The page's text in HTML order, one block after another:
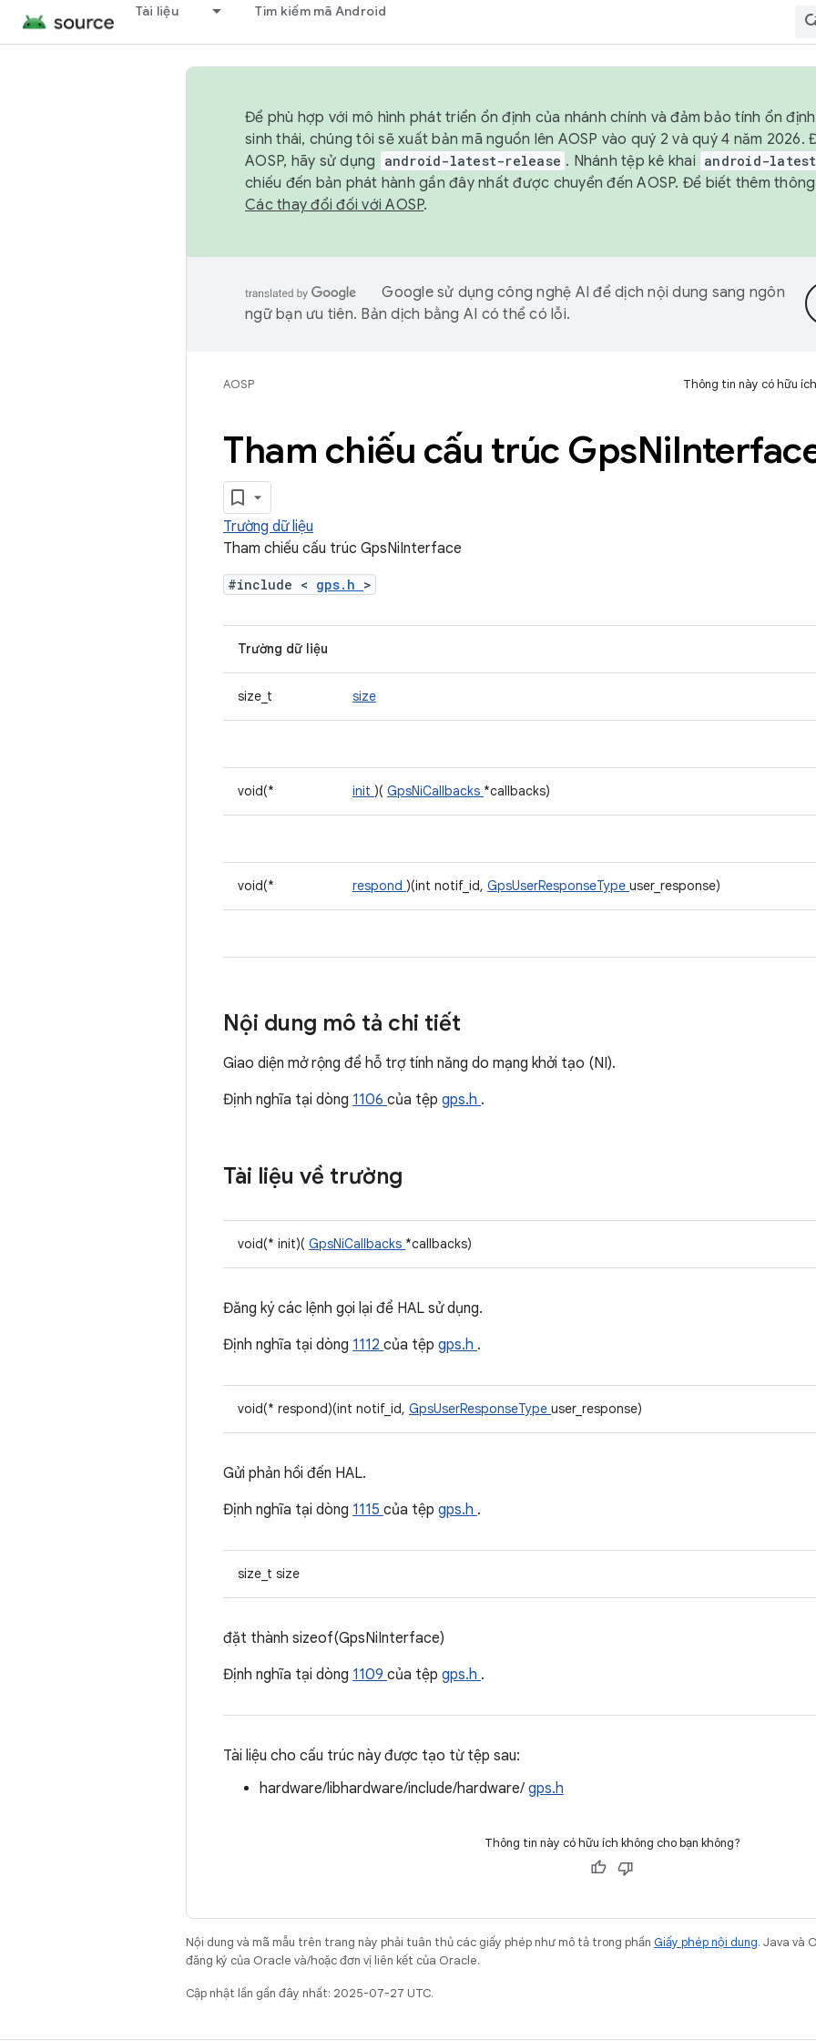
Tài liệu Tìm kiếm mã Android
Để phù hợp với mô hình phát triển ổn định của nhánh chính và đảm bảo tính ổn
sinh thái, chúng tôi sẽ xuất bản mã nguồn lên AOSP vào quý 2 và quý 4 năm
AOSP, hãy sử dụng
android-latest-release . Nhánh tệp kê khai android-
chiếu đến bản phát hành gần đây nhất được chuyển đến AOSP. Để biết thêm
Các thay đổi đối với AOSP.
Google sử dụng công nghệ AI để dịch nội dung sang ngôn
ngữ bạn ưu tiên. Bản dịch bằng AI có thể có lỗi.
AOSP Thông tin này có hữu
Tham chiếu cấu trúc GpsNi
Trường dữ liệu
Tham chiếu cấu trúc GpsNiInterface
#include < gps.h >
Trường dữ liệu
size_t size
void(* init )( GpsNiCallbacks *callbacks)
void(* respond )(int notif_id, GpsUserResponseType user_response)
Nội dung mô tả chi tiết
Giao diện mở rộng để hỗ trợ tính năng do mạng khởi tạo (NI).
Định nghĩa tại dòng 1106 của tệp gps.h .
Tài liệu về trường
void(* init)( GpsNiCallbacks *callbacks)
Đăng ký các lệnh gọi lại để HAL sử dụng.
Định nghĩa tại dòng 1112 của tệp gps.h .
void(* respond)(int notif_id, GpsUserResponseType user_response)
Gửi phản hồi đến HAL.
Định nghĩa tại dòng 1115 của tệp gps.h .
size_t size
đặt thành sizeof(GpsNiInterface)
Định nghĩa tại dòng 1109 của tệp gps.h .
Tài liệu cho cấu trúc này được tạo từ tệp sau:
hardware/libhardware/include/hardware/ gps.h
Thông tin này có hữu ích không cho bạn không?
Nội dung và mã mẫu trên trang này phải tuân thủ các giấy phép như mô tả trong phần Giấy phép nội dung. Java và
đăng ký của Oracle và/hoặc đơn vị liên kết của Oracle.
Cập nhật lần gần đây nhất: 2025-07-27 UTC.